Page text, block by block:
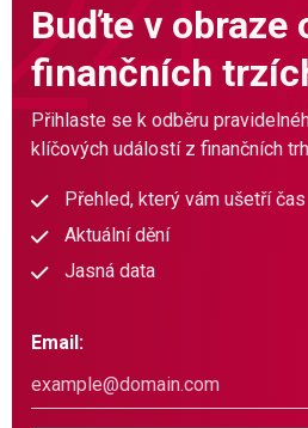
Buďte v obraze
finančních
Přihlaste se k odběru
klíčových událostí z finančních
Přehled, který vám ušetří čas
Aktuální dění
Jasná data
Email: